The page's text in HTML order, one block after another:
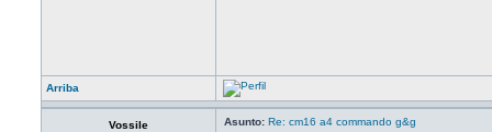
Arriba
Vossile Asunto: Re: cm16 a4 commando g&g